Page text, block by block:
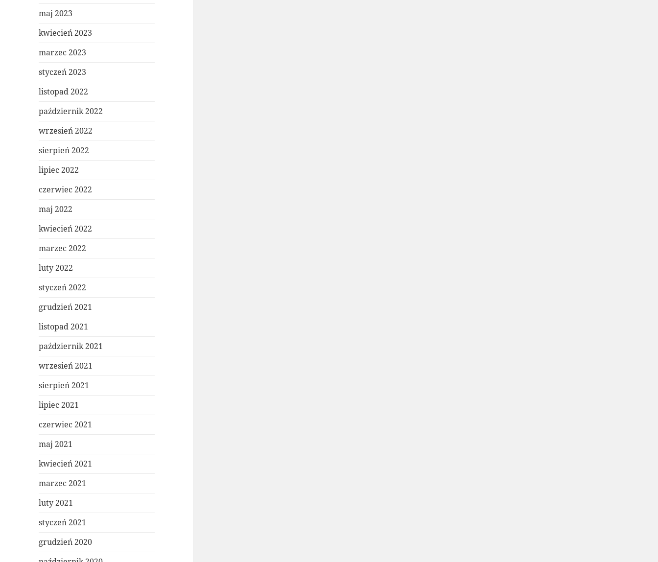
maj 2023
kwiecień 2023
marzec 2023
styczeń 2023
listopad 2022
październik 2022
wrzesień 2022
sierpień 2022
lipiec 2022
czerwiec 2022
maj 2022
kwiecień 2022
marzec 2022
luty 2022
styczeń 2022
grudzień 2021
listopad 2021
październik 2021
wrzesień 2021
sierpień 2021
lipiec 2021
czerwiec 2021
maj 2021
kwiecień 2021
marzec 2021
luty 2021
styczeń 2021
grudzień 2020